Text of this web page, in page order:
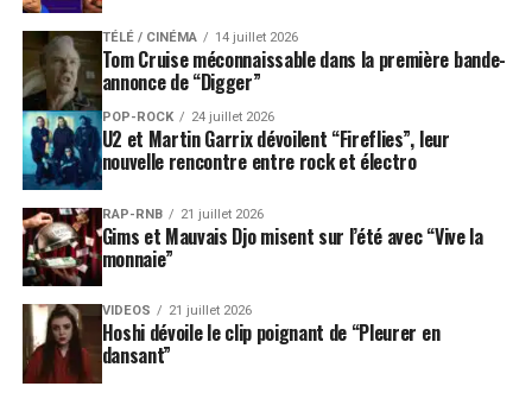
TÉLÉ / CINÉMA 14 juillet 2026
Tom Cruise méconnaissable dans la première bande-
annonce de “Digger”
POP-ROCK 24 juillet 2026
U2 et Martin Garrix dévoilent “Fireflies”, leur
nouvelle rencontre entre rock et électro
RAP-RNB 21 juillet 2026
Gims et Mauvais Djo misent sur l’été avec “Vive la
monnaie”
VIDEOS 21 juillet 2026
Hoshi dévoile le clip poignant de “Pleurer en
dansant”